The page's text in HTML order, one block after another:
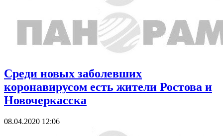
Среди новых заболевших
коронавирусом есть жители Ростова и
Новочеркасска
08.04.2020 12:06